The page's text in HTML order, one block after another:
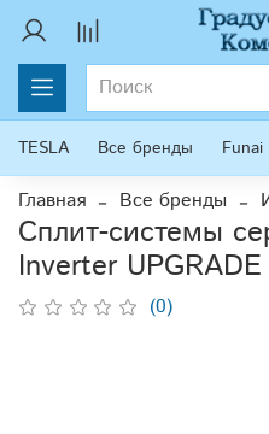
TESLA Все бренды Funai
Главная Все бренды
Cплит-системы
Inverter UPGRADE
(0)